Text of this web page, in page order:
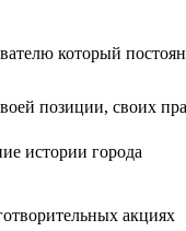
который
позиции, своих
истории города
акциях